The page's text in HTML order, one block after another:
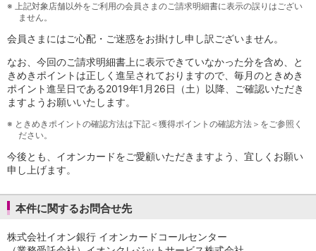
目的別ローン
保険
保険 TOP
個人年金保険
医療保険
がん保険
就業不能保険
認知症保険
海外旅行保険
国内旅行傷害保険
傷害保険
介護保険
カード
クレジットカード
※ 上記対象店舗以外をご利用の会員さまのご請求明細書に表示の誤りはござい
ません。
会員さまにはご心配・ご迷惑をお掛けし申し訳ございません。
なお、今回のご請求明細書上に表示できていなかった分を含め、と
きめきポイントは正しく進呈されておりますので、毎月のときめき
ポイント進呈日である2019年1月26日（土）以降、ご確認いただき
ますようお願いいたします。
※ ときめきポイントの確認方法は下記＜獲得ポイントの確認方法＞をご参照く
ださい。
今後とも、イオンカードをご愛顧いただきますよう、宜しくお願い
申し上げます。
本件に関するお問合せ先
株式会社イオン銀行 イオンカードコールセンター